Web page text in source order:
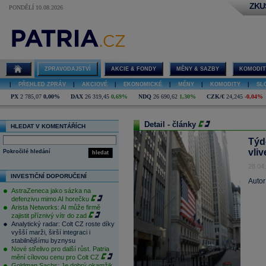
PONDĚLÍ 10.08.2026
ZPRAVODAJSTVÍ AKCIE & FONDY MĚNY & SAZBY
PŘEHLED ZPRÁV AKCIOVÉ EKONOMICKÉ MĚNY KOMODITY
PX 2 785,07 0,00% DAX 26 319,45 0,69% NDQ 26 690,62 1,30% CZK/€ 24,245 -0,04%
HLEDAT V KOMENTÁŘÍCH
hledat
Pokročilé hledání
INVESTIČNÍ DOPORUČENÍ
AstraZeneca jako sázka na
defenzivu mimo AI horečku
Arista Networks: AI může firmě
zajistit příznivý vítr do zad
Analytický radar: Colt CZ roste díky
vyšší marži, širší integraci i
stabilnějšímu byznysu
Nové střelivo pro další růst. Patria
mění cílovou cenu pro Colt CZ
Detail - články